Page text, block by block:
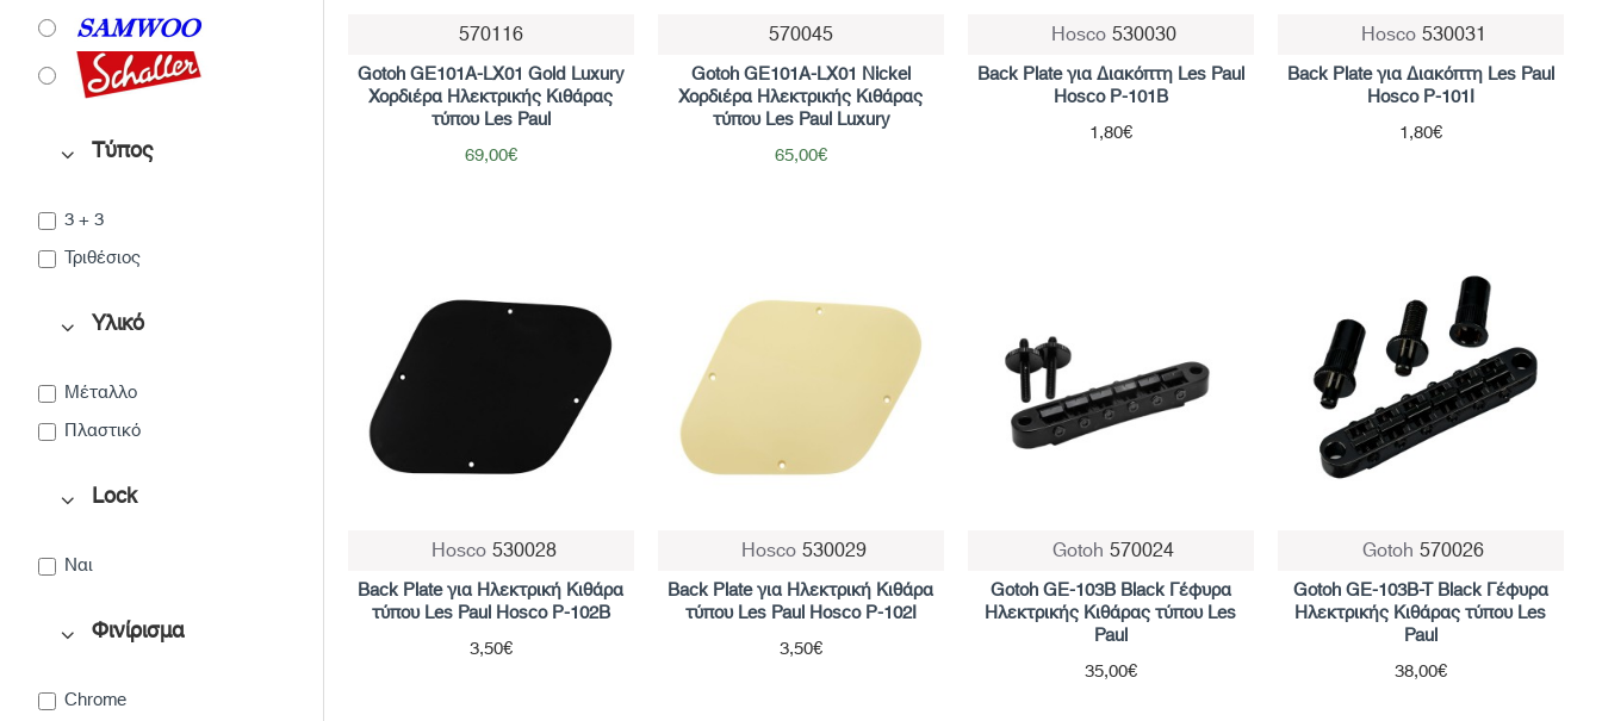
Τύπος
3 + 3
Τριθέσιος
Υλικό
Μέταλλο
Πλαστικό
Lock
Ναι
Φινίρισμα
Chrome
570116
Gotoh GE101A-LX01 Gold Luxury
Χορδιέρα Ηλεκτρικής Κιθάρας
τύπου Les Paul
69,00€
570045
Gotoh GE101A-LX01 Nickel
Χορδιέρα Ηλεκτρικής Κιθάρας
τύπου Les Paul Luxury
65,00€
Hosco530030
Back Plate για Διακόπτη Les Paul
Hosco P-101B
1,80€
Hosco530031
Back Plate για Διακόπτη Les Paul
Hosco P-101I
1,80€
Hosco530028
Back Plate για Ηλεκτρική Κιθάρα
τύπου Les Paul Hosco P-102B
3,50€
Hosco530029
Back Plate για Ηλεκτρική Κιθάρα
τύπου Les Paul Hosco P-102I
3,50€
Gotoh 570024
Gotoh GE-103B Black Γέφυρα
Ηλεκτρικής Κιθάρας τύπου Les
Paul
35,00€
Gotoh 570026
Gotoh GE-103B-T Black Γέφυρα
Ηλεκτρικής Κιθάρας τύπου Les
Paul
38,00€